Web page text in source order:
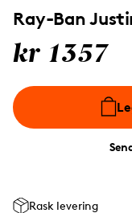
Ray-Ban
kr 1357
Rask levering